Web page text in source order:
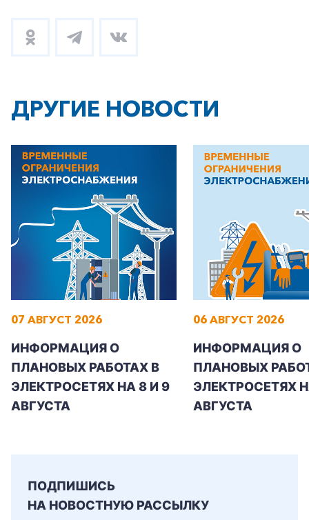
ДРУГИЕ НОВОСТИ
07 АВГУСТ 2026
ИНФОРМАЦИЯ О
ПЛАНОВЫХ РАБОТАХ В
ЭЛЕКТРОСЕТЯХ НА 8 И 9
АВГУСТА
06 АВГУСТ 2026
ИНФОРМАЦИЯ О
ПЛАНОВЫХ
ЭЛЕКТРОСЕТЯХ
АВГУСТА
ПОДПИШИСЬ
НА НОВОСТНУЮ РАССЫЛКУ